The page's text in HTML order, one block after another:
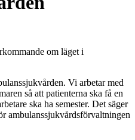
om läget i
Vi arbetar med
så att patienterna ska få en
ska ha semester. Det säger
ambulanssjukvårdsförvaltningen